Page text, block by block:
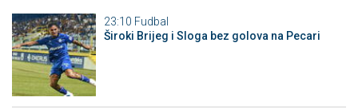
23:10 Fudbal
Široki Brijeg i Sloga bez golova na Pecari